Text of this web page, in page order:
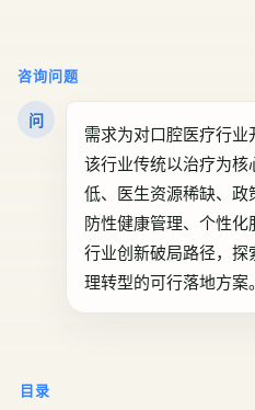
咨询问题
问
需求为对口腔医疗行
该行业传统以治疗为
低、医生资源稀缺、
防性健康管理、个性
行业创新破局路径，
理转型的可行落地方案。
目录